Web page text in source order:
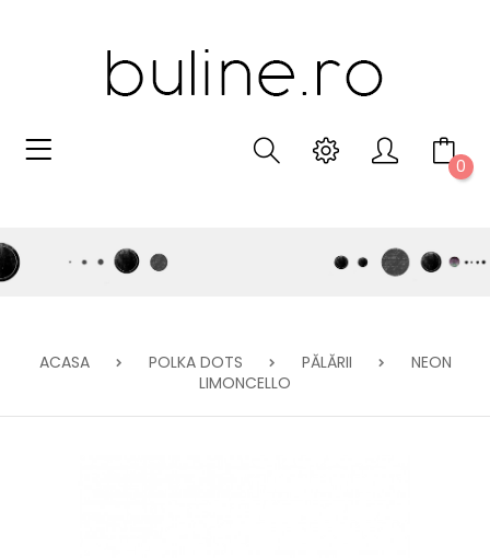
0
ACASA POLKA DOTS PĂLĂRII
NEON
LIMONCELLO